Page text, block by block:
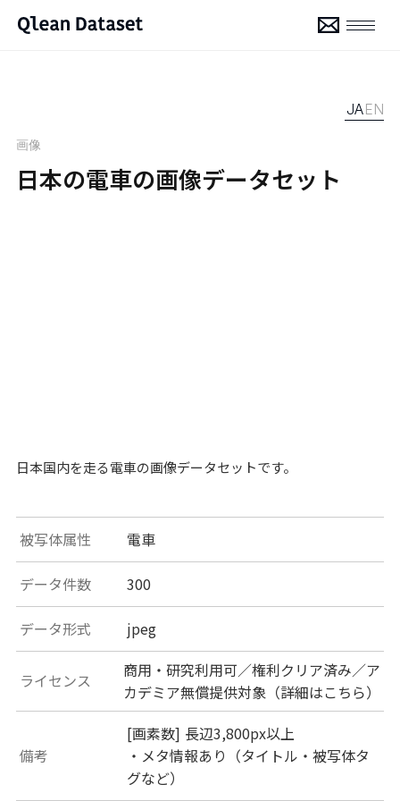
JAEN
画像
日本の電車の画像データセット
日本国内を走る電車の画像データセットです。
被写体属性 電車
データ件数 300
データ形式 jpeg
ライセンス
商用・研究利用可／権利クリア済み／ア
カデミア無償提供対象（詳細はこちら）
備考
[画素数] 長辺3,800px以上
・メタ情報あり（タイトル・被写体タ
グなど）